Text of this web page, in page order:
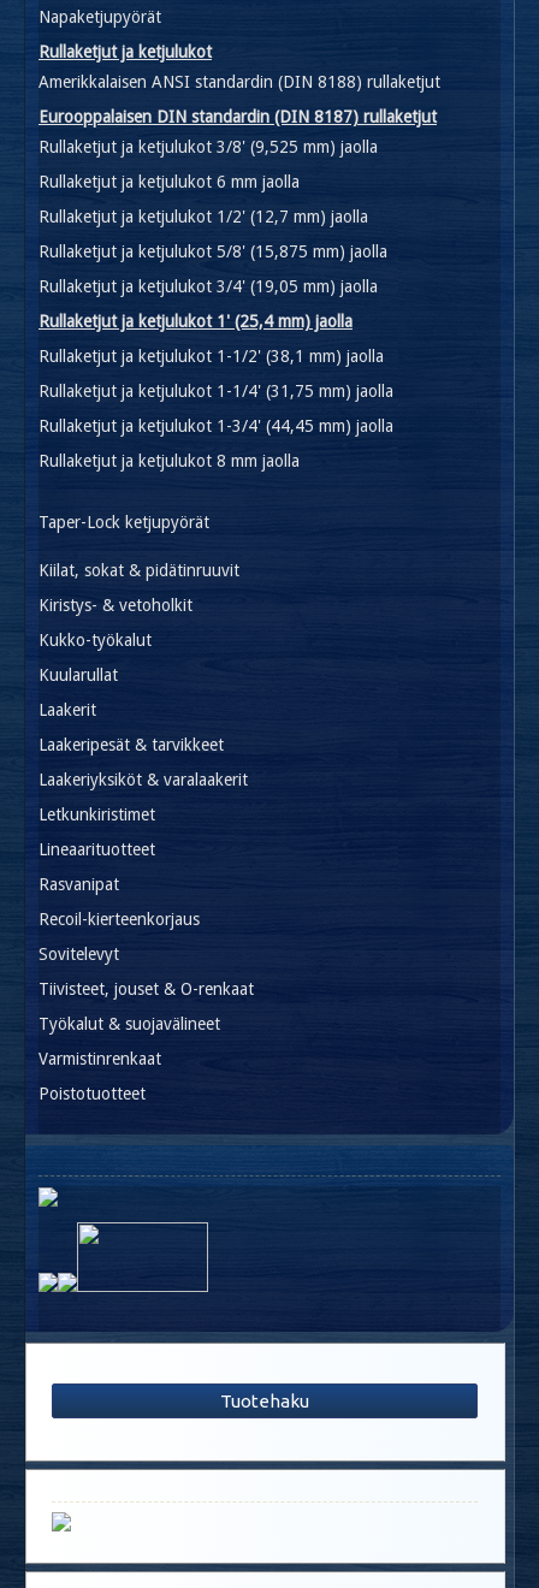
Napaketjupyörät
Rullaketjut ja ketjulukot
Amerikkalaisen ANSI standardin (DIN 8188) rullaketjut
Eurooppalaisen DIN standardin (DIN 8187) rullaketjut
Rullaketjut ja ketjulukot 3/8' (9,525 mm) jaolla
Rullaketjut ja ketjulukot 6 mm jaolla
Rullaketjut ja ketjulukot 1/2' (12,7 mm) jaolla
Rullaketjut ja ketjulukot 5/8' (15,875 mm) jaolla
Rullaketjut ja ketjulukot 3/4' (19,05 mm) jaolla
Rullaketjut ja ketjulukot 1' (25,4 mm) jaolla
Rullaketjut ja ketjulukot 1-1/2' (38,1 mm) jaolla
Rullaketjut ja ketjulukot 1-1/4' (31,75 mm) jaolla
Rullaketjut ja ketjulukot 1-3/4' (44,45 mm) jaolla
Rullaketjut ja ketjulukot 8 mm jaolla
Taper-Lock ketjupyörät
Kiilat, sokat & pidätinruuvit
Kiristys- & vetoholkit
Kukko-työkalut
Kuularullat
Laakerit
Laakeripesät & tarvikkeet
Laakeriyksiköt & varalaakerit
Letkunkiristimet
Lineaarituotteet
Rasvanipat
Recoil-kierteenkorjaus
Sovitelevyt
Tiivisteet, jouset & O-renkaat
Työkalut & suojavälineet
Varmistinrenkaat
Poistotuotteet
Tuotehaku